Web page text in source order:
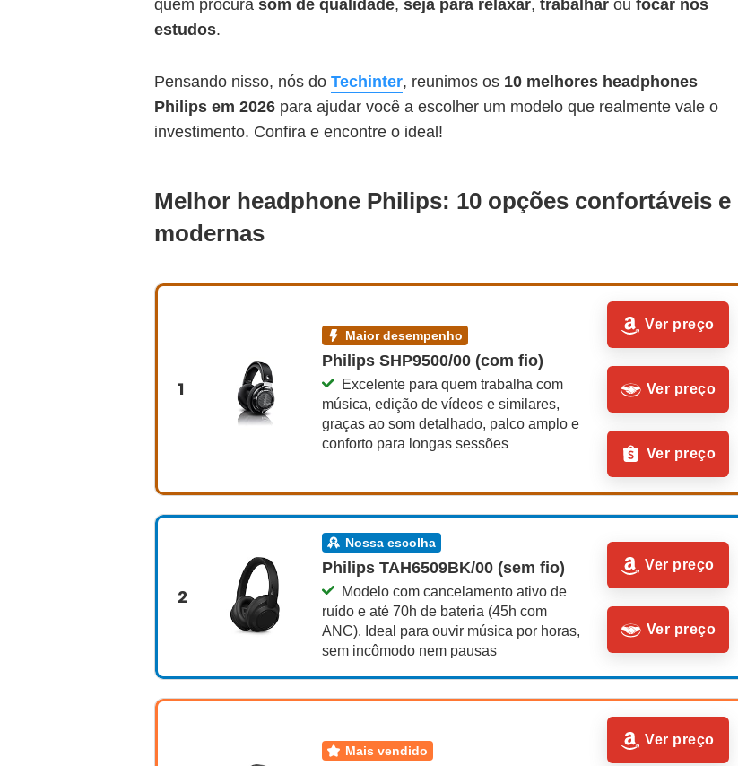
quem procura som de qualidade, seja para relaxar, trabalhar ou focar nos
estudos.
Pensando nisso, nós do Techinter, reunimos os 10 melhores headphones
Philips em 2026 para ajudar você a escolher um modelo que realmente vale o
investimento. Confira e encontre o ideal!
Melhor headphone Philips: 10 opções confortáveis e
modernas
1
maior desempenho
Philips SHP9500/00 (com fio)
Excelente para quem trabalha com
música, edição de vídeos e similares,
graças ao som detalhado, palco amplo e
conforto para longas sessões
Ver preço
Ver preço
Ver preço
2
nossa escolha
Philips TAH6509BK/00 (sem fio)
Modelo com cancelamento ativo de
ruído e até 70h de bateria (45h com
ANC). Ideal para ouvir música por horas,
sem incômodo nem pausas
Ver preço
Ver preço
mais vendido
Ver preço